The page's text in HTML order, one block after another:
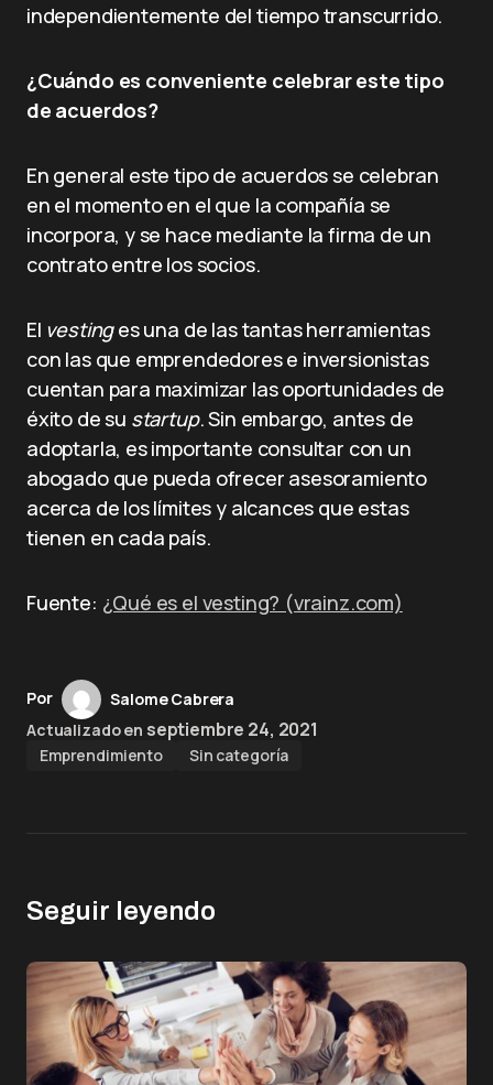
independientemente del tiempo transcurrido.
¿Cuándo es conveniente celebrar este tipo
de acuerdos?
En general este tipo de acuerdos se celebran
en el momento en el que la compañía se
incorpora, y se hace mediante la firma de un
contrato entre los socios.
El vestinges una de las tantas herramientas
con las que emprendedores e inversionistas
cuentan para maximizar las oportunidades de
éxito de su startup. Sin embargo, antes de
adoptarla, es importante consultar con un
abogado que pueda ofrecer asesoramiento
acerca de los límites y alcances que estas
tienen en cada país.
Fuente: ¿Qué es el vesting? (vrainz.com)
Por
Salome Cabrera
Actualizado en septiembre 24, 2021
Emprendimiento Sin categoría
Seguir leyendo